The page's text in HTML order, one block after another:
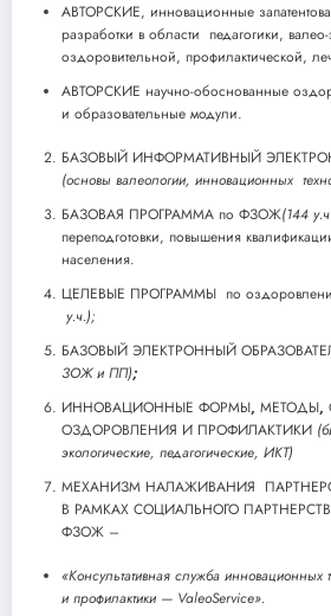
АВТОРСКИЕ, инновационные
разработки в области педагогики,
оздоровительной, профилактической,
АВТОРСКИЕ научно-обоснованные
и образовательные модули.
БАЗОВЫЙ ИНФОРМАТИВНЫЙ
(основы валеологии, инновационных
БАЗОВАЯ ПРОГРАММА по ФЗОЖ(144
переподготовки, повышения
населения.
ЦЕЛЕВЫЕ ПРОГРАММЫ по
у.ч.);
БАЗОВЫЙ ЭЛЕКТРОННЫЙ
ЗОЖ и ПП);
ИННОВАЦИОННЫЕ ФОРМЫ, МЕТОДЫ,
ОЗДОРОВЛЕНИЯ И ПРОФИЛАКТИКИ
экологические, педагогические, ИКТ)
МЕХАНИЗМ НАЛАЖИВАНИЯ
В РАМКАХ СОЦИАЛЬНОГО
ФЗОЖ –
«Консультативная служба инновационных
и профилактики — ValeoService».